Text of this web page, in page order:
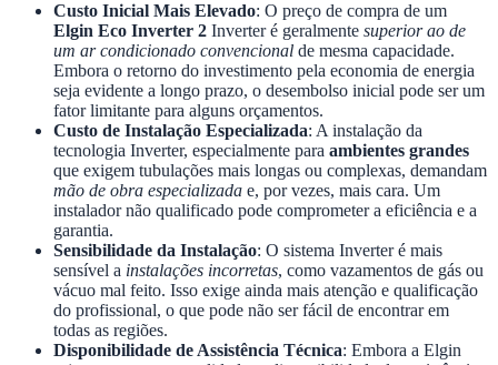
Custo Inicial Mais Elevado: O preço de compra de um
Elgin Eco Inverter 2 Inverter é geralmente superior ao de
um ar condicionado convencional de mesma capacidade.
Embora o retorno do investimento pela economia de energia
seja evidente a longo prazo, o desembolso inicial pode ser um
fator limitante para alguns orçamentos.
Custo de Instalação Especializada: A instalação da
tecnologia Inverter, especialmente para ambientes grandes
que exigem tubulações mais longas ou complexas, demandam
mão de obra especializada e, por vezes, mais cara. Um
instalador não qualificado pode comprometer a eficiência e a
garantia.
Sensibilidade da Instalação: O sistema Inverter é mais
sensível a instalações incorretas, como vazamentos de gás ou
vácuo mal feito. Isso exige ainda mais atenção e qualificação
do profissional, o que pode não ser fácil de encontrar em
todas as regiões.
Disponibilidade de Assistência Técnica: Embora a Elgin